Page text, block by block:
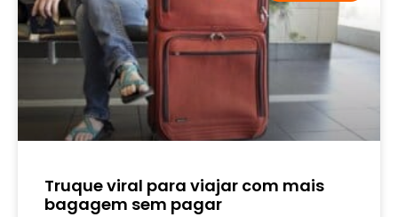
Truque viral para viajar com mais
bagagem sem pagar